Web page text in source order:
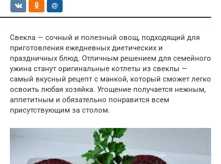
Свекла — сочный и полезный овощ, подходящий для
приготовления ежедневных диетических и
праздничных блюд. Отличным решением для семейного
ужина станут оригинальные котлеты из свеклы —
самый вкусный рецепт с манкой, который сможет легко
освоить любая хозяйка. Угощение получается нежным,
аппетитным и обязательно понравится всем
присутствующим за столом.